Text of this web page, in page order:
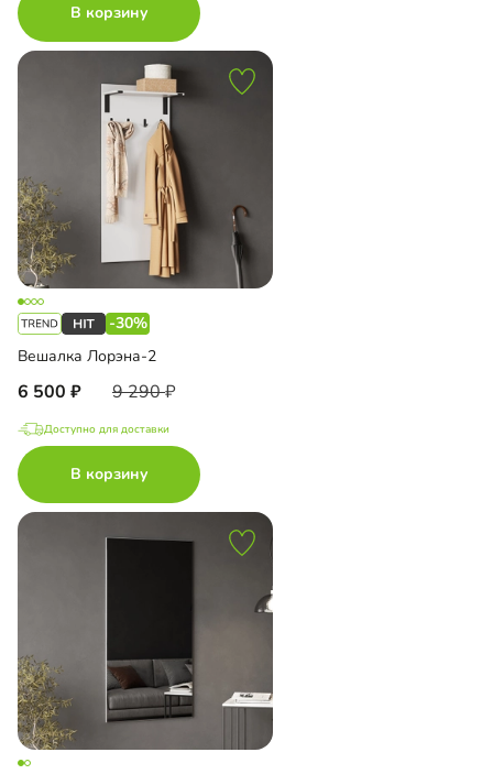
В корзину
-30%
Вешалка Лорэна-2
6 500 9 290
Доступно для доставки
В корзину